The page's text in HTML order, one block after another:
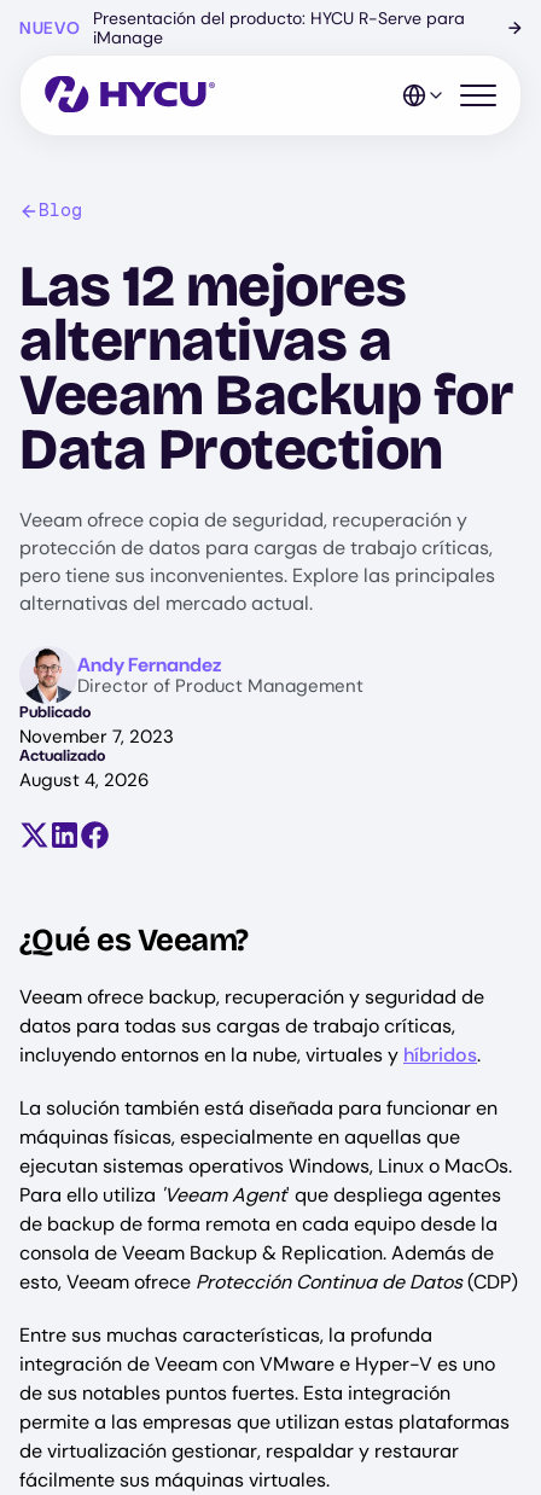
principal
NUEVO
Presentación del producto: HYCU R-Serve para
iManage
→
Abrir el
Blog
Las 12 mejores
alternativas a
Veeam Backup for
Data Protection
Veeam ofrece copia de seguridad, recuperación y
protección de datos para cargas de trabajo críticas,
pero tiene sus inconvenientes. Explore las principales
alternativas del mercado actual.
Image Andy Fernandez
Director of Product Management
Publicado
November 7, 2023
Actualizado
August 4, 2026
Compartir en X (antes Twitter)
Compartir en LinkedIn
Compartir en Facebook
¿Qué es Veeam?
Veeam ofrece backup, recuperación y seguridad de
datos para todas sus cargas de trabajo críticas,
incluyendo entornos en la nube, virtuales y híbridos.
La solución también está diseñada para funcionar en
máquinas físicas, especialmente en aquellas que
ejecutan sistemas operativos Windows, Linux o MacOs.
Para ello utiliza 'Veeam Agent' que despliega agentes
de backup de forma remota en cada equipo desde la
consola de Veeam Backup & Replication. Además de
esto, Veeam ofrece Protección Continua de Datos(CDP)
Entre sus muchas características, la profunda
integración de Veeam con VMware e Hyper-V es uno
de sus notables puntos fuertes. Esta integración
permite a las empresas que utilizan estas plataformas
de virtualización gestionar, respaldar y restaurar
fácilmente sus máquinas virtuales.